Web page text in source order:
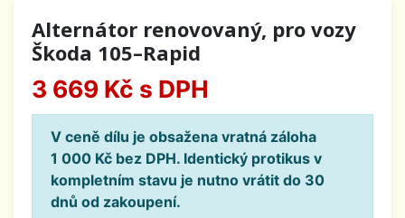
Alternátor renovovaný, pro vozy
Škoda 105–Rapid
3 669 Kč s DPH
V ceně dílu je obsažena vratná záloha
1 000 Kč bez DPH. Identický protikus v
kompletním stavu je nutno vrátit do 30
dnů od zakoupení.